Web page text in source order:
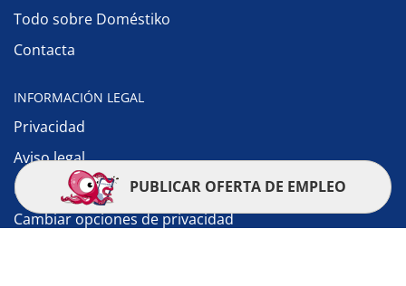
Todo sobre Doméstiko
Contacta
INFORMACIÓN LEGAL
Privacidad
Aviso legal
Política de cookies
Cambiar opciones de privacidad
PUBLICAR OFERTA DE EMPLEO